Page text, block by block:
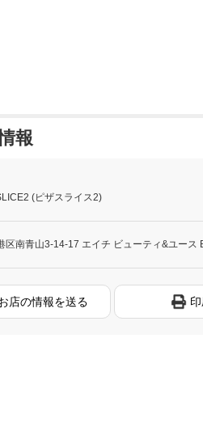
報
(ピザスライス2)
区南青山3-14-17 エイチ ビューティ&ユース
店の情報を送る